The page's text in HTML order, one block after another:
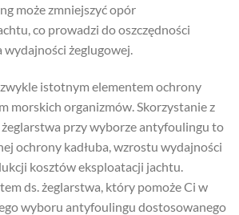
może zmniejszyć opór
co prowadzi do oszczędności
żeglugowej.
istotnym elementem ochrony
morskich organizmów. Skorzystanie z
przy wyborze antyfoulingu to
ochrony kadłuba, wzrostu wydajności
kosztów eksploatacji jachtu.
ds. żeglarstwa, który pomoże Ci w
wyboru antyfoulingu dostosowanego